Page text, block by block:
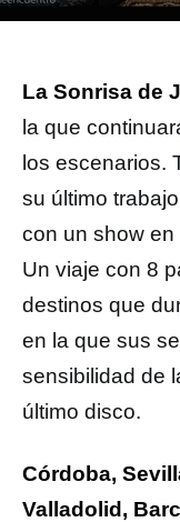
La Sonrisa de
la que
los escenarios.
su último
con un show
Un viaje con 8
destinos que
en la que sus
sensibilidad de
último disco.
Córdoba,
Valladolid,